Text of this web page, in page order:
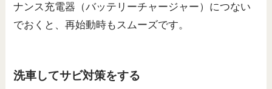
ナンス充電器（バッテリーチャージャー）につない
でおくと、再始動時もスムーズです。
洗車してサビ対策をする